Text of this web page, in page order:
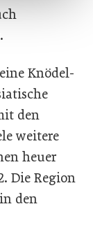
Knödel-
den
weitere
heuer
Die Region
den